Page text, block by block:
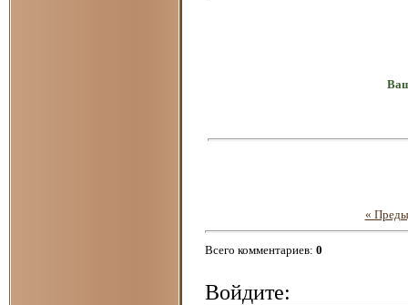
«
Всего комментариев: 0
Войдите: